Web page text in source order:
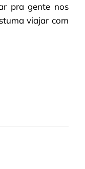
pra gente nos
viajar com